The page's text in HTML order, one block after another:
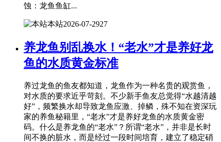
蚀：龙鱼鱼缸...
本站2026-07-2927
养龙鱼别乱换水！“老水”才是养好龙
鱼的水质黄金标准
养过龙鱼的鱼友都知道，龙鱼作为一种名贵的观赏鱼，
对水质的要求近乎苛刻。不少新手鱼友总觉得“水越清越
好”，频繁换水却导致龙鱼应激、掉鳞，殊不知在资深玩
家的养鱼秘籍里，“老水”才是养好龙鱼的水质黄金密
码。什么是养龙鱼的“老水”？所谓“老水”，并非是长时
间不换的脏水，而是经过一段时间培育，建立了稳定硝